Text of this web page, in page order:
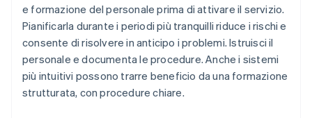
e formazione del personale prima di attivare il servizio.
Pianificarla durante i periodi più tranquilli riduce i rischi e
consente di risolvere in anticipo i problemi. Istruisci il
personale e documenta le procedure. Anche i sistemi
più intuitivi possono trarre beneficio da una formazione
strutturata, con procedure chiare.